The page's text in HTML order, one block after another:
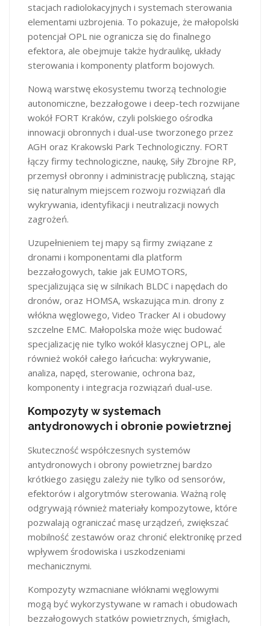
stacjach radiolokacyjnych i systemach sterowania
elementami uzbrojenia. To pokazuje, że małopolski
potencjał OPL nie ogranicza się do finalnego
efektora, ale obejmuje także hydraulikę, układy
sterowania i komponenty platform bojowych.
Nową warstwę ekosystemu tworzą technologie
autonomiczne, bezzałogowe i deep-tech rozwijane
wokół FORT Kraków, czyli polskiego ośrodka
innowacji obronnych i dual-use tworzonego przez
AGH oraz Krakowski Park Technologiczny. FORT
łączy firmy technologiczne, naukę, Siły Zbrojne RP,
przemysł obronny i administrację publiczną, stając
się naturalnym miejscem rozwoju rozwiązań dla
wykrywania, identyfikacji i neutralizacji nowych
zagrożeń.
Uzupełnieniem tej mapy są firmy związane z
dronami i komponentami dla platform
bezzałogowych, takie jak EUMOTORS,
specjalizująca się w silnikach BLDC i napędach do
dronów, oraz HOMSA, wskazująca m.in. drony z
włókna węglowego, Video Tracker AI i obudowy
szczelne EMC. Małopolska może więc budować
specjalizację nie tylko wokół klasycznej OPL, ale
również wokół całego łańcucha: wykrywanie,
analiza, napęd, sterowanie, ochrona baz,
komponenty i integracja rozwiązań dual-use.
Kompozyty w systemach
antydronowych i obronie powietrznej
Skuteczność współczesnych systemów
antydronowych i obrony powietrznej bardzo
krótkiego zasięgu zależy nie tylko od sensorów,
efektorów i algorytmów sterowania. Ważną rolę
odgrywają również materiały kompozytowe, które
pozwalają ograniczać masę urządzeń, zwiększać
mobilność zestawów oraz chronić elektronikę przed
wpływem środowiska i uszkodzeniami
mechanicznymi.
Kompozyty wzmacniane włóknami węglowymi
mogą być wykorzystywane w ramach i obudowach
bezzałogowych statków powietrznych, śmigłach,